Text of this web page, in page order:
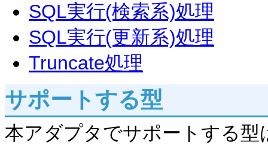
SQL実行(検索系)処理
SQL実行(更新系)処理
Truncate処理
サポートする型
本アダプタでサポートする型